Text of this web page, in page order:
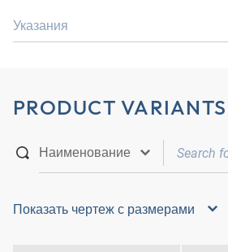
Указания
PRODUCT VARIANTS
Показать чертеж с размерами